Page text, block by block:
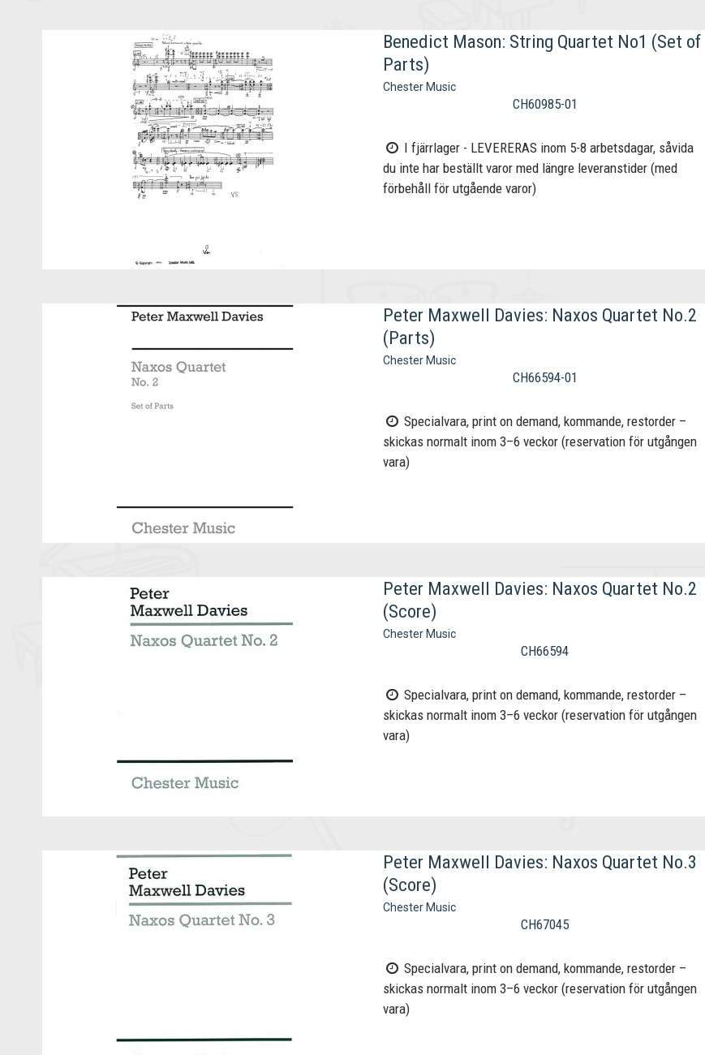
Benedict Mason: String Quartet No1 (Set of
Parts)
Chester Music
CH60985-01
I fjärrlager - LEVERERAS inom 5-8 arbetsdagar, såvida
du inte har beställt varor med längre leveranstider (med
förbehåll för utgående varor)
Peter Maxwell Davies: Naxos Quartet No.2
(Parts)
Chester Music
CH66594-01
Specialvara, print on demand, kommande, restorder –
skickas normalt inom 3–6 veckor (reservation för utgången
vara)
Peter Maxwell Davies: Naxos Quartet No.2
(Score)
Chester Music
CH66594
Specialvara, print on demand, kommande, restorder –
skickas normalt inom 3–6 veckor (reservation för utgången
vara)
Peter Maxwell Davies: Naxos Quartet No.3
(Score)
Chester Music
CH67045
Specialvara, print on demand, kommande, restorder –
skickas normalt inom 3–6 veckor (reservation för utgången
vara)